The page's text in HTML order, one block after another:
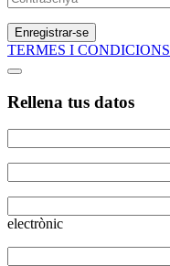
Enregistrar-se
TERMES I CONDICIONS
Rellena tus datos
electrònic